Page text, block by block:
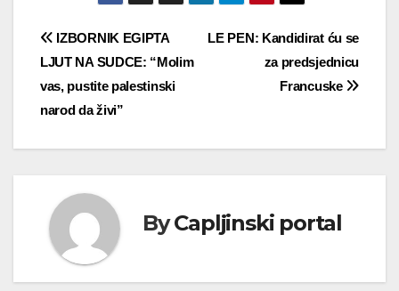
Navigacija
objava
LE PEN: Kandidirat ću se
za predsjednicu
Francuske
IZBORNIK EGIPTA
LJUT NA SUDCE: “Molim
vas, pustite palestinski
narod da živi”
ByCapljinski portal